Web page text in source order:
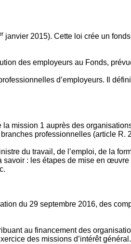
janvier 2015). Cette loi crée un
des employeurs au Fonds,
d’employeurs. Il
mission 1 auprès des
professionnelles (article R.
du travail, de l’emploi, de la
: les étapes de mise en
du 29 septembre 2016, des
au financement des
des missions d’intérêt général.